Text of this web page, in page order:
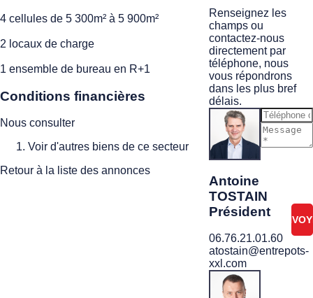
4 cellules de 5 300m² à 5 900m²
2 locaux de charge
1 ensemble de bureau en R+1
Conditions financières
Nous consulter
Voir d'autres biens de ce secteur
Retour à la liste des annonces
Renseignez les
champs ou
contactez-nous
directement par
téléphone, nous
vous répondrons
dans les plus bref
délais.
Antoine
TOSTAIN
Président
06.76.21.01.60
atostain@entrepots-
xxl.com